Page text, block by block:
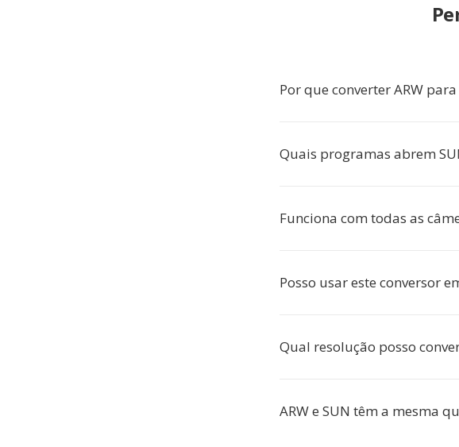
Por que converter ARW para
Quais programas abrem
Funciona com todas as
Posso usar este conversor
Qual resolução posso
ARW e SUN têm a mesma